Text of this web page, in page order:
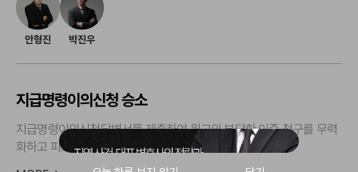
안형진 박진우
지급명령이의신청 승소
지급명령이의신청답변서를 제출하여 원고의 부당한 이중 청구를 무력
화하고 피고 완승을 이끌어낸 사례